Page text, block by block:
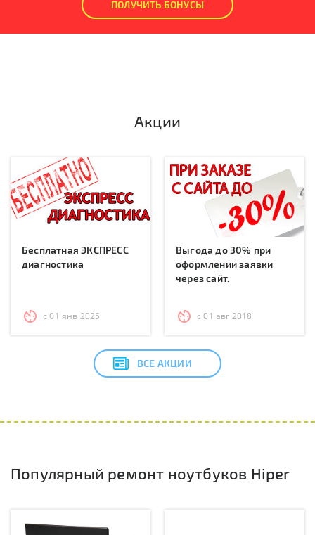
ПОЛУЧИТЬ БОНУСЫ
Акции
Бесплатная ЭКСПРЕСС
диагностика
с 01 янв 2025
Выгода до 30% при
оформлении заявки
через сайт.
с 01 авг 2018
ВСЕ АКЦИИ
Популярный ремонт ноутбуков Hiper